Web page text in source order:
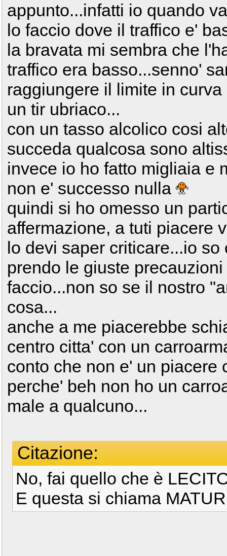
appunto...infatti io quando
lo faccio dove il traffico e'
la bravata mi sembra che
traffico era basso...senno'
raggiungere il limite in
un tir ubriaco...
con un tasso alcolico cosi
succeda qualcosa sono
invece io ho fatto migliaia e
non e' successo nulla
quindi si ho omesso un
affermazione, a tuti piacere
lo devi saper criticare...io
prendo le giuste
faccio...non so se il nostro
cosa...
anche a me piacerebbe
centro citta' con un
conto che non e' un piacere
perche' beh non ho un
male a qualcuno...
Citazione:
No, fai quello che è
E questa si chiama